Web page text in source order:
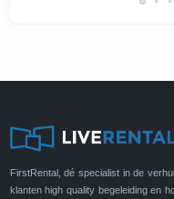
FirstRental, dé specialist in de
klanten high quality begeleiding en